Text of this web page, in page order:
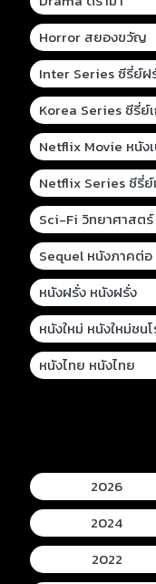
Horror สยองขวัญ
Inter Series ซีรี่ย์ฝ
Korea Series ซีรี่ย์
Netflix Movie หนัง
Netflix Series ซีรี่
Sci-Fi วิทยาศาสตร์
Sequel หนังภาคต่อ
หนังฝรั่ง หนังฝรั่ง
หนังใหม่ หนังใหม่ชน
หนังไทย หนังไทย
2026
2024
2022